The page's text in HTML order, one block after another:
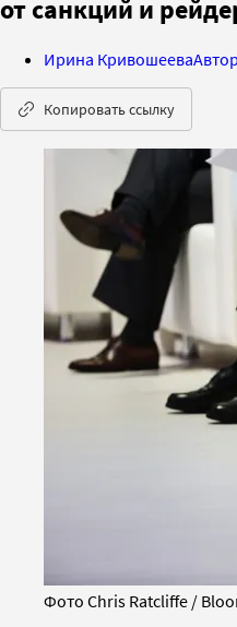
от санкций и
Ирина КривошееваАвтор
Копировать ссылку
Фото Chris Ratcliffe /